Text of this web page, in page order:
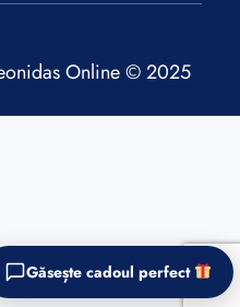
Online © 2025
Găsește cadoul perfect